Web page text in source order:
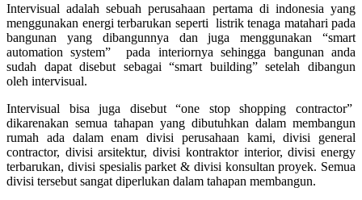
Intervisual adalah sebuah perusahaan pertama di indonesia yang
menggunakan energi terbarukan seperti listrik tenaga matahari pada
bangunan yang dibangunnya dan juga menggunakan “smart
automation system” pada interiornya sehingga bangunan anda
sudah dapat disebut sebagai “smart building” setelah dibangun
oleh intervisual.
Intervisual bisa juga disebut “one stop shopping contractor”
dikarenakan semua tahapan yang dibutuhkan dalam membangun
rumah ada dalam enam divisi perusahaan kami, divisi general
contractor, divisi arsitektur, divisi kontraktor interior, divisi energy
terbarukan, divisi spesialis parket & divisi konsultan proyek. Semua
divisi tersebut sangat diperlukan dalam tahapan membangun.